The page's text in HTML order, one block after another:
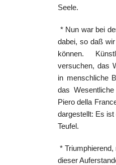
Seele.
* Nun war bei
dabei, so daß
können.
versuchen, das
in menschliche
das
Piero della
dargestellt: Es ist
Teufel.
*
dieser